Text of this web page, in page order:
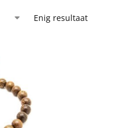
Enig resultaat